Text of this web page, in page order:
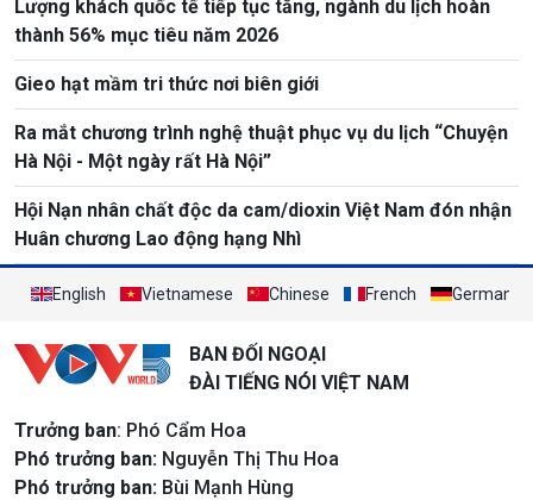
Lượng khách quốc tế tiếp tục tăng, ngành du lịch hoàn
thành 56% mục tiêu năm 2026
Gieo hạt mầm tri thức nơi biên giới
Ra mắt chương trình nghệ thuật phục vụ du lịch “Chuyện
Hà Nội - Một ngày rất Hà Nội”
Hội Nạn nhân chất độc da cam/dioxin Việt Nam đón nhận
Huân chương Lao động hạng Nhì
English Vietnamese Chinese French German
BAN ĐỐI NGOẠI
ĐÀI TIẾNG NÓI VIỆT NAM
Trưởng ban: Phó Cẩm Hoa
Phó trưởng ban: Nguyễn Thị Thu Hoa
Phó trưởng ban: Bùi Mạnh Hùng